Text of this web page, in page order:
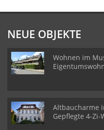
NEUE OBJEKTE
Wohnen im
Altbaucharme
Gepflegte 4-